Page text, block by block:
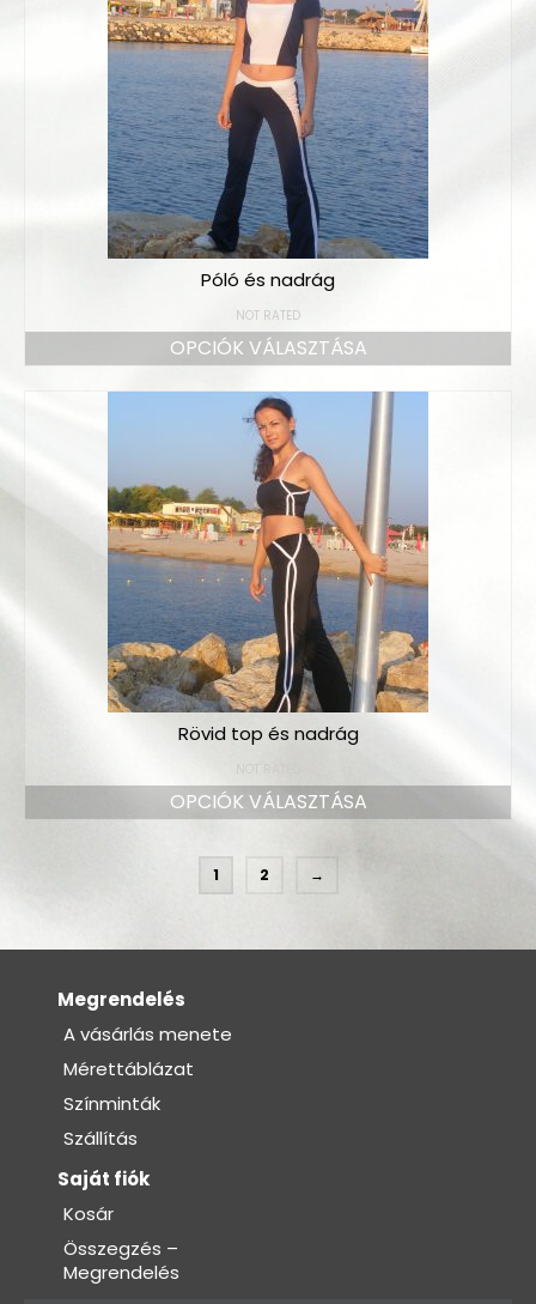
Póló és nadrág
NOT RATED
OPCIÓK VÁLASZTÁSA
Rövid top és nadrág
OPCIÓK VÁLASZTÁSA
1 2 →
Megrendelés
A vásárlás menete
Mérettáblázat
Színminták
Szállítás
Saját fiók
Kosár
Összegzés –
Megrendelés